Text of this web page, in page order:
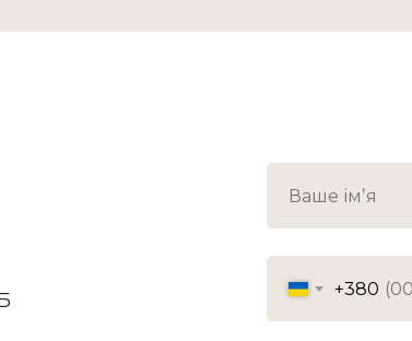
+380